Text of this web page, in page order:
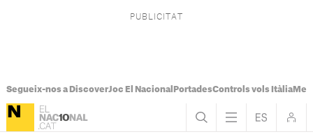
Segueix-nos a DiscoverJoc El Nacional PortadesControls vols Itàlia